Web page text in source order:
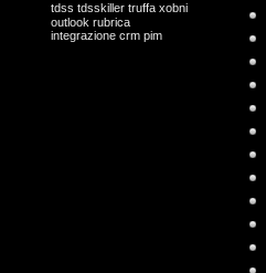
tdss tdsskiller truffa xobni
outlook rubrica
integrazione crm pim